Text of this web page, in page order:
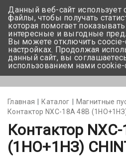
Главная Каталог Магнитные
Контактор NXC-18A 48В
Контактор
(1НО+1НЗ)
Данный веб-сайт использует
файлы, чтобы получать
которая помогает
интересные и выгодные
Вы можете отключить
настройках. Продолжая
данный сайт, вы
использованием нами